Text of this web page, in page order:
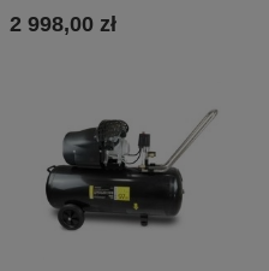
2 998,00 zł